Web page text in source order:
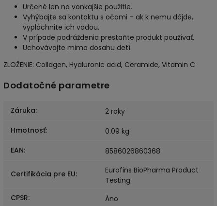
Určené len na vonkajšie použitie.
Vyhýbajte sa kontaktu s očami – ak k nemu dôjde,
vypláchnite ich vodou.
V prípade podráždenia prestaňte produkt používať.
Uchovávajte mimo dosahu detí.
ZLOŽENIE: Collagen, Hyaluronic acid, Ceramide, Vitamin C
Dodatočné parametre
Záruka:
2 roky
Hmotnosť:
0.09 kg
EAN: 8586026860368
Certifikácia pre EU:
Eurofins BioPharma Product
Testing
CPSR:
Áno